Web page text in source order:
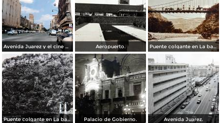
Avenida Juarez y el cine Variedades Guadalajara, Jalisco 1961 Aeropuerto. Puente colgante en La barranca de Oblatos.
Puente colgante en La barranca de Oblatos. Palacio de Gobierno. Avenida Juarez.